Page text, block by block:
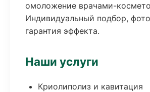
омоложение врачами-
Индивидуальный подбор,
гарантия эффекта.
Наши услуги
Криолиполиз и кавитация